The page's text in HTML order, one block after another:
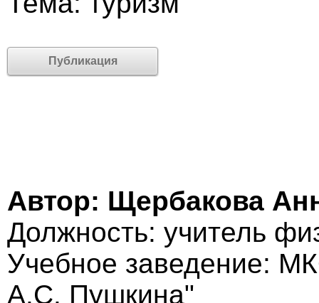
Публикация
Автор: Щербакова
Должность: учитель
Учебное заведение:
А.С. Пушкина"